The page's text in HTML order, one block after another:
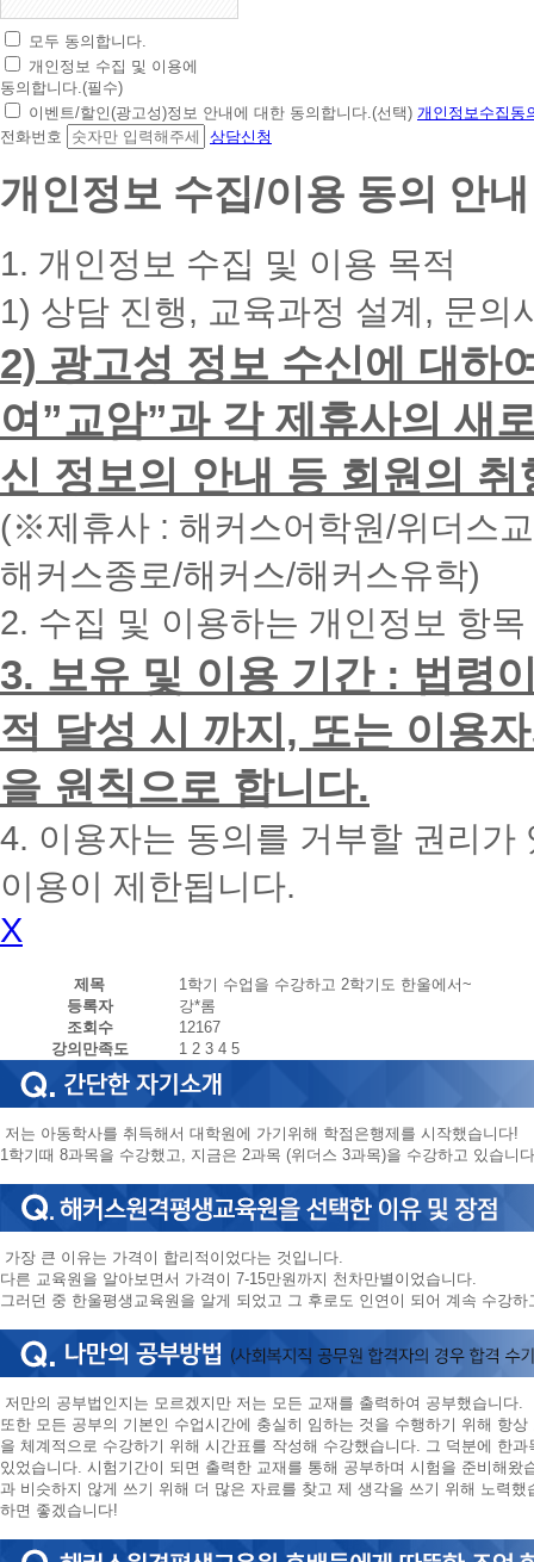
초
간
편
상
담
청
대
폰
입
력
시
면
빠
른
간
내
에
화
드
리
겠
습
니
다.
모두 동의합니다.
개인정보 수집 및 이용에
동의합니다.(필수)
이벤트/할인(광고성)정보 안내에 대한 동의합니다.(선택) 개인정보수집동
전화번호
상담신청
개인정보 수집/이용 동의 안내
1. 개인정보 수집 및 이용 목적
1) 상담 진행, 교육과정 설계, 문의
2) 광고성 정보 수신에 대하
여”교암”과 각 제휴사의 새
신 정보의 안내 등 회원의
(※제휴사 : 해커스어학원/위더스
해커스종로/해커스/해커스유학)
2. 수집 및 이용하는 개인정보 항
3. 보유 및 이용 기간 : 법령
적 달성 시 까지, 또는 이용
을 원칙으로 합니다.
4. 이용자는 동의를 거부할 권리
이용이 제한됩니다.
X
제목
1학기 수업을 수강하고 2학기도 한울에서~
등록자
강*롬
조회수
12167
강의만족도
1 2 3 4 5
저는 아동학사를 취득해서 대학원에 가기위해 학점은행제를 시작했습니다!
1학기때 8과목을 수강했고, 지금은 2과목 (위더스 3과목)을 수강하고 있습니다
가장 큰 이유는 가격이 합리적이었다는 것입니다.
다른 교육원을 알아보면서 가격이 7-15만원까지 천차만별이었습니다.
그러던 중 한울평생교육원을 알게 되었고 그 후로도 인연이 되어 계속 수강하
저만의 공부법인지는 모르겠지만 저는 모든 교재를 출력하여 공부했습니다.
또한 모든 공부의 기본인 수업시간에 충실히 임하는 것을 수행하기 위해 항
을 체계적으로 수강하기 위해 시간표를 작성해 수강했습니다. 그 덕분에 한
있었습니다. 시험기간이 되면 출력한 교재를 통해 공부하며 시험을 준비해왔
과 비슷하지 않게 쓰기 위해 더 많은 자료를 찾고 제 생각을 쓰기 위해 노력
하면 좋겠습니다!